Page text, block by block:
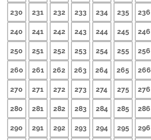
230 231 232 233 234 235 236
240 241 242 243 244 245 246
250 251 252 253 254 255 256
260 261 262 263 264 265 266
270 271 272 273 274 275 276
280 281 282 283 284 285 286
290 291 292 293 294 295 296